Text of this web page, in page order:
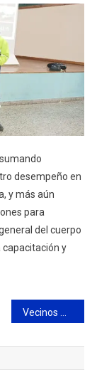
desempeño en
y más aún
para
del cuerpo
capacitación y